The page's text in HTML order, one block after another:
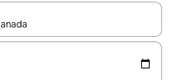
sont affichés, parcourez-les en utilisant